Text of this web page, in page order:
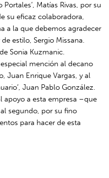
Matías Rivas, por su
su eficaz colaboradora,
a la que debemos agradecer
estilo, Sergio Missana.
Sonia Kuzmanic.
mención al decano
Juan Enrique Vargas, y al
Juan Pablo González.
apoyo a esta empresa –que
segundo, por su fino
para hacer de esta